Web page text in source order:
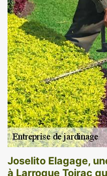
Joselito Elagage,
à Larroque Toirac